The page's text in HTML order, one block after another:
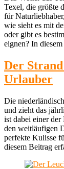
Texel, die größte
für
wie sieht es mit
oder gibt es
eignen? In
Der
Urlauber
Die
und zieht das
ist dabei einer
den weitläufigen
perfekte Kulisse
diesem Beitrag